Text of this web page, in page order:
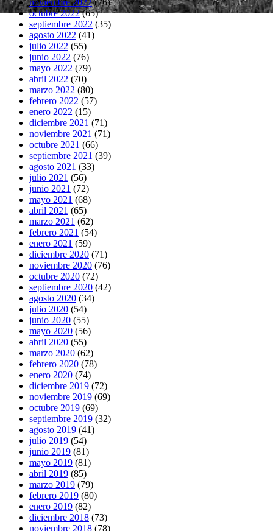
octubre 2022(65)
septiembre 2022 (35)
agosto 2022 (41)
julio 2022 (55)
junio 2022 (76)
mayo 2022 (79)
abril 2022 (70)
marzo 2022 (80)
febrero 2022 (57)
enero 2022 (15)
diciembre 2021 (71)
noviembre 2021 (71)
octubre 2021 (66)
septiembre 2021 (39)
agosto 2021 (33)
julio 2021 (56)
junio 2021 (72)
mayo 2021 (68)
abril 2021 (65)
marzo 2021 (62)
febrero 2021 (54)
enero 2021 (59)
diciembre 2020 (71)
noviembre 2020 (76)
octubre 2020 (72)
septiembre 2020 (42)
agosto 2020 (34)
julio 2020 (54)
junio 2020 (55)
mayo 2020 (56)
abril 2020 (55)
marzo 2020 (62)
febrero 2020 (78)
enero 2020 (74)
diciembre 2019 (72)
noviembre 2019 (69)
octubre 2019 (69)
septiembre 2019 (32)
agosto 2019 (41)
julio 2019 (54)
junio 2019 (81)
mayo 2019 (81)
abril 2019 (85)
marzo 2019 (79)
febrero 2019 (80)
enero 2019 (82)
diciembre 2018 (73)
noviembre 2018 (78)